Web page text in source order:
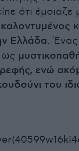
ότι έμοιαζε
Ελλάδα. Ένας
ως
ενώ
του